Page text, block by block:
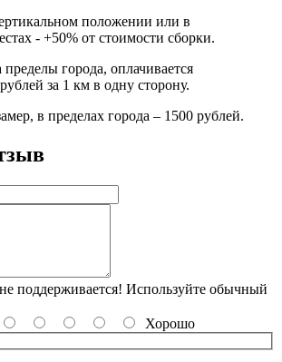
положении или в
- +50% от стоимости сборки.
города, оплачивается
за 1 км в одну сторону.
в пределах города – 1500 рублей.
поддерживается! Используйте обычный
Хорошо